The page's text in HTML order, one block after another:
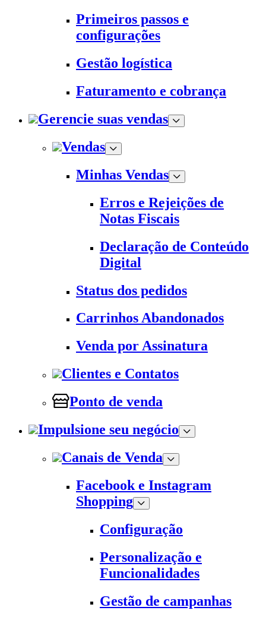
Primeiros passos e
configurações
Gestão logística
Faturamento e cobrança
Gerencie suas vendas
Vendas
Minhas Vendas
Erros e Rejeições de
Notas Fiscais
Declaração de Conteúdo
Digital
Status dos pedidos
Carrinhos Abandonados
Venda por Assinatura
Clientes e Contatos
Ponto de venda
Impulsione seu negócio
Canais de Venda
Facebook e Instagram
Shopping
Configuração
Personalização e
Funcionalidades
Gestão de campanhas